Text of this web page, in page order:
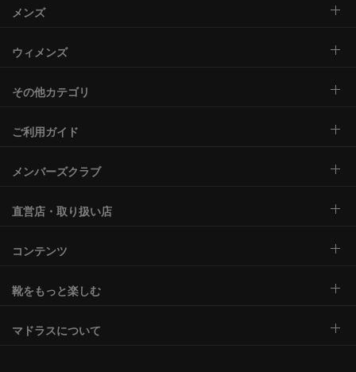
メンズ
ウィメンズ
その他カテゴリ
ご利用ガイド
メンバーズクラブ
直営店・取り扱い店
コンテンツ
靴をもっと楽しむ
マドラスについて